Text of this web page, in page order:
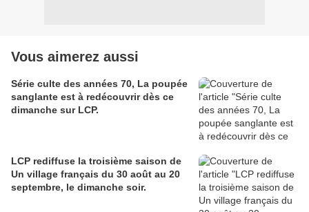
Vous aimerez aussi
Série culte des années 70, La poupée
sanglante est à redécouvrir dès ce
dimanche sur LCP.
LCP rediffuse la troisième saison de
Un village français du 30 août au 20
septembre, le dimanche soir.